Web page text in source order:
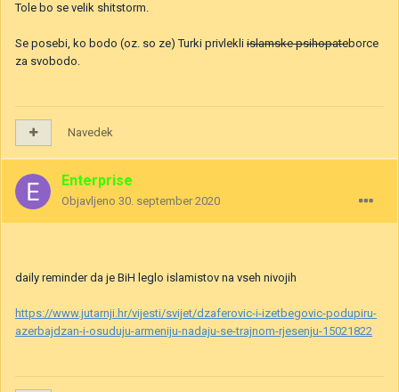
Tole bo se velik shitstorm.
Se posebi, ko bodo (oz. so ze) Turki privlekli islamske psihopateborce
za svobodo.
Navedek
Enterprise
Objavljeno 30. september 2020
daily reminder da je BiH leglo islamistov na vseh nivojih
https://www.jutarnji.hr/vijesti/svijet/dzaferovic-i-izetbegovic-podupiru-
azerbajdzan-i-osuduju-armeniju-nadaju-se-trajnom-rjesenju-15021822